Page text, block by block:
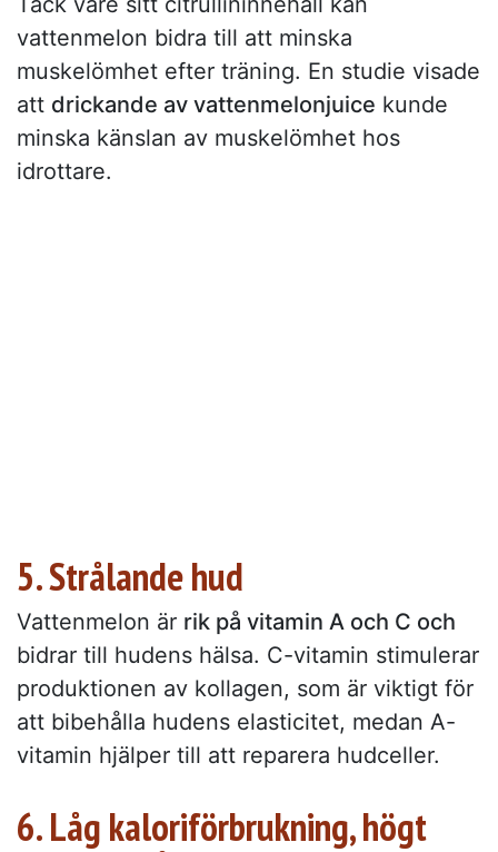
vattenmelon bidra till att minska
muskelömhet efter träning. En studie visade
att drickande av vattenmelonjuice kunde
minska känslan av muskelömhet hos
idrottare.
5. Strålande hud
Vattenmelon är rik på vitamin A och C och
bidrar till hudens hälsa. C-vitamin stimulerar
produktionen av kollagen, som är viktigt för
att bibehålla hudens elasticitet, medan A-
vitamin hjälper till att reparera hudceller.
6. Låg kaloriförbrukning, högt